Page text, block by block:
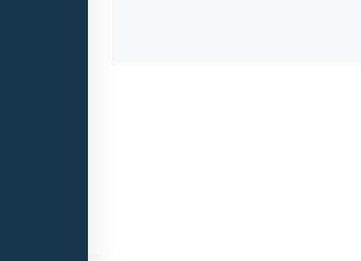
joignable à l’adresse mail :